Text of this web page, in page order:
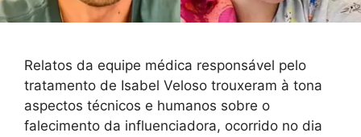
Relatos da equipe médica responsável pelo
tratamento de Isabel Veloso trouxeram à tona
aspectos técnicos e humanos sobre o
falecimento da influenciadora, ocorrido no dia